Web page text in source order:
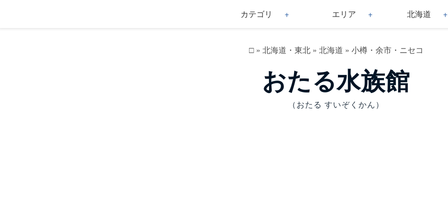
カテゴリ エリア 北海道
□» 北海道・東北» 北海道 » 小樽・余市・ニセコ
おたる水族館
（おたる すいぞくかん）